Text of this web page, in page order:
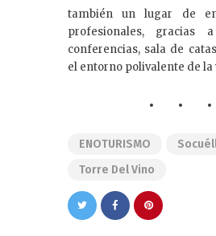
también un lugar de
profesionales,
conferencias, sala de
el entorno polivalente de la
ENOTURISMO
Torre Del Vino